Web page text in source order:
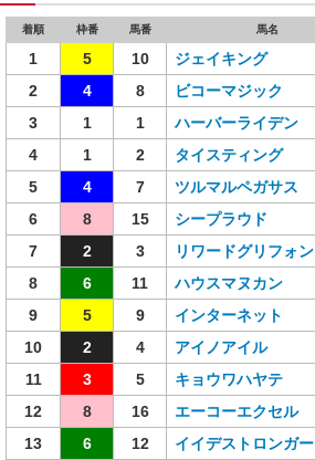
着順 枠番 馬番 馬名
1 5 10 ジェイキング
2
4 8 ビコーマジック
3
1 1 ハーバーライデン
4
1 2 タイスティング
5
4 7 ツルマルペガサス
6
8 15 シープラウド
7
2 3 リワードグリフォン
8
6 11 ハウスマヌカン
9
5 9 インターネット
10
2 4 アイノアイル
11
3 5 キョウワハヤテ
12
8 16 エーコーエクセル
13
6 12 イイデストロンガー